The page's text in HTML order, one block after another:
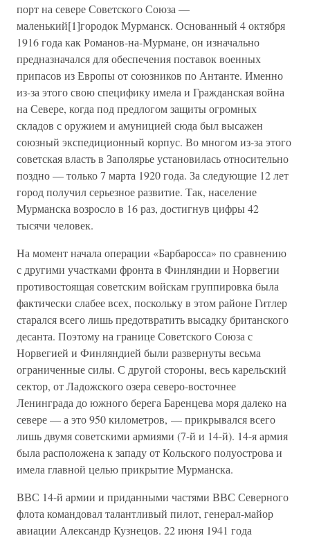
порт на севере Советского Союза —
маленький[1]городок Мурманск. Основанный 4 октября
1916 года как Романов-на-Мурмане, он изначально
предназначался для обеспечения поставок военных
припасов из Европы от союзников по Антанте. Именно
из-за этого свою специфику имела и Гражданская война
на Севере, когда под предлогом защиты огромных
складов с оружием и амуницией сюда был высажен
союзный экспедиционный корпус. Во многом из-за этого
советская власть в Заполярье установилась относительно
поздно — только 7 марта 1920 года. За следующие 12 лет
город получил серьезное развитие. Так, население
Мурманска возросло в 16 раз, достигнув цифры 42
тысячи человек.
На момент начала операции «Барбаросса» по сравнению
с другими участками фронта в Финляндии и Норвегии
противостоящая советским войскам группировка была
фактически слабее всех, поскольку в этом районе Гитлер
старался всего лишь предотвратить высадку британского
десанта. Поэтому на границе Советского Союза с
Норвегией и Финляндией были развернуты весьма
ограниченные силы. С другой стороны, весь карельский
сектор, от Ладожского озера северо-восточнее
Ленинграда до южного берега Баренцева моря далеко на
севере — а это 950 километров, — прикрывался всего
лишь двумя советскими армиями (7-й и 14-й). 14-я армия
была расположена к западу от Кольского полуострова и
имела главной целью прикрытие Мурманска.
ВВС 14-й армии и приданными частями ВВС Северного
флота командовал талантливый пилот, генерал-майор
авиации Александр Кузнецов. 22 июня 1941 года